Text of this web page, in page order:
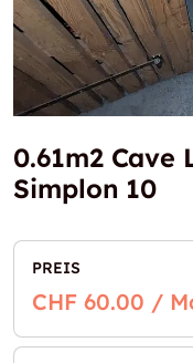
0.61m2 Cave
Simplon 10
PREIS
CHF 60.00 /